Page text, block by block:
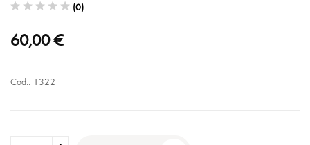
(0)
60,00 €
Cod.: 1322